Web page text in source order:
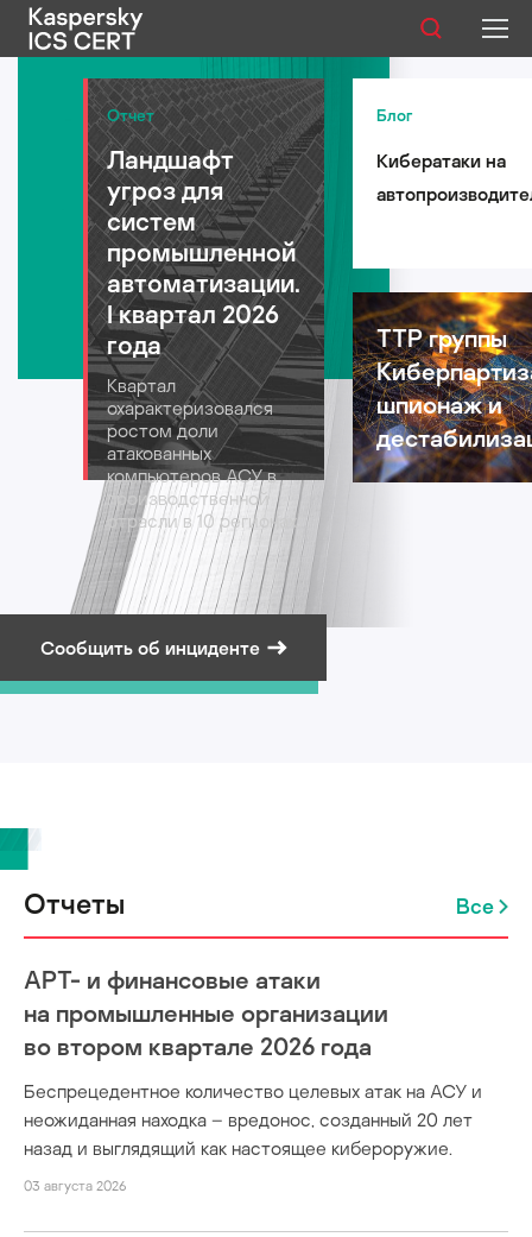
Публикации
Услуги
Уязвимости
Статистика
Русский
Отчет
Ландшафт
угроз для
систем
промышленной
автоматизации.
I квартал 2026
года
Квартал
охарактеризовался
ростом доли
атакованных
компьютеров АСУ в
производственной
отрасли в 10 регионах
Блог
Кибератаки на
компании: риски
автомобильной
индустрии в 2026
году
TTP группы
шпионаж и
Сообщить об инциденте
Подписаться на рассылку
Отчеты Все
APT- и финансовые атаки
на промышленные организации
во втором квартале 2026 года
Беспрецедентное количество целевых атак на АСУ и
неожиданная находка – вредонос, созданный 20 лет
назад и выглядящий как настоящее кибероружие.
03 августа 2026